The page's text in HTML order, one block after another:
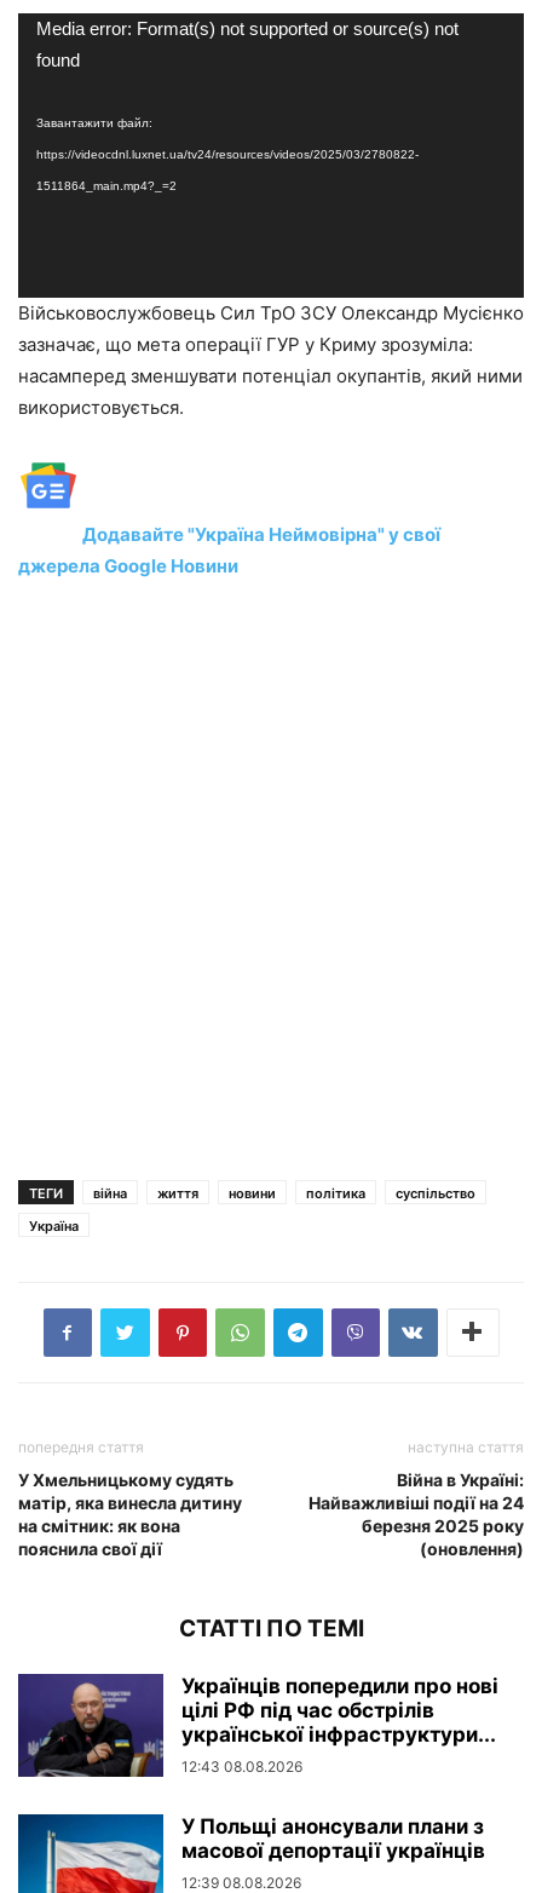
Відеопрогравач
Media error: Format(s) not supported or source(s) not
found
Завантажити файл:
https://videocdnl.luxnet.ua/tv24/resources/videos/2025/03/2780822-
1511864_main.mp4?_=2
Військовослужбовець Сил ТрО ЗСУ Олександр Мусієнко
зазначає, що мета операції ГУР у Криму зрозуміла:
насамперед зменшувати потенціал окупантів, який ними
використовується.
Додавайте "Україна Неймовірна" у свої
джерела Google Новини
ТЕГИ війна життя новини політика
суспільство
Україна
попередня стаття
У Хмельницькому судять
матір, яка винесла дитину
на смітник: як вона
пояснила свої дії
наступна стаття
Війна в Україні:
Найважливіші події на 24
березня 2025 року
(оновлення)
СТАТТІ ПО ТЕМІ
Українців попередили про нові
цілі РФ під час обстрілів
української інфраструктури...
12:43 08.08.2026
У Польщі анонсували плани з
масової депортації українців
12:39 08.08.2026